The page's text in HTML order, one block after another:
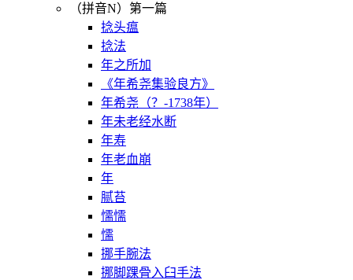
（拼音N）第一篇
捻头瘟
捻法
年之所加
《年希尧集验良方》
年希尧（？-1738年）
年未老经水断
年寿
年老血崩
年
腻苔
懦懦
懦
挪手腕法
挪脚踝骨入臼手法